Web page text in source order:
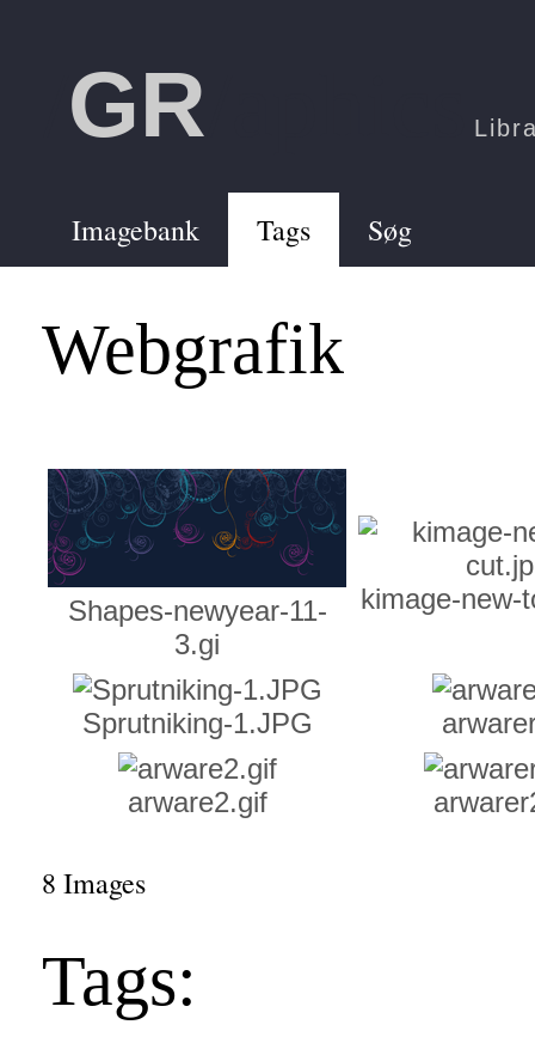
GR
Imagebank Tags Søg
Webgrafik
Shapes-newyear-11-
3.gi
kimage-new-
Sprutniking-1.JPG
arware2.gif
8 Images
Tags: